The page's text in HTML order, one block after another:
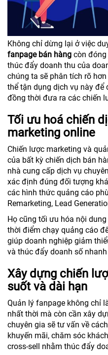
Không chỉ dừng lại ở việc
fanpage bán hàng còn
thúc đẩy doanh thu của
chúng ta sẽ phân tích rõ
thể tận dụng dịch vụ này
đồng thời đưa ra các chiến
Tối ưu hoá chiến
marketing online
Chiến lược marketing và
của bất kỳ chiến dịch bán
nhà cung cấp dịch vụ
xác định đúng đối tượng
các hình thức quảng cáo
Remarketing, Lead
Họ cũng tối ưu hóa nội
thời điểm chạy quảng cáo
giúp doanh nghiệp giảm
và thúc đẩy doanh số
Xây dựng chiến
suốt và dài hạn
Quản lý fanpage không chỉ
nhất thời mà còn cần xây
chuyên gia sẽ tư vấn về
khuyến mãi, chăm sóc
cross-sell nhằm thúc đẩy